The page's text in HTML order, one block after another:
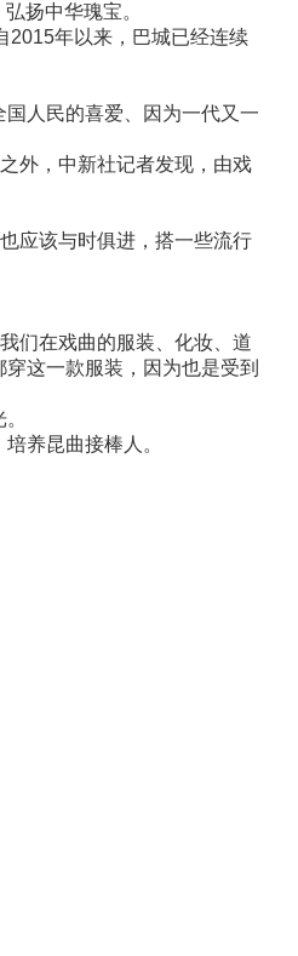
扬中华瑰宝。
2015年以来，巴城已经连续
人民的喜爱、因为一代又一
外，中新社记者发现，由戏
应该与时俱进，搭一些流行
们在戏曲的服装、化妆、道
这一款服装，因为也是受到
养昆曲接棒人。